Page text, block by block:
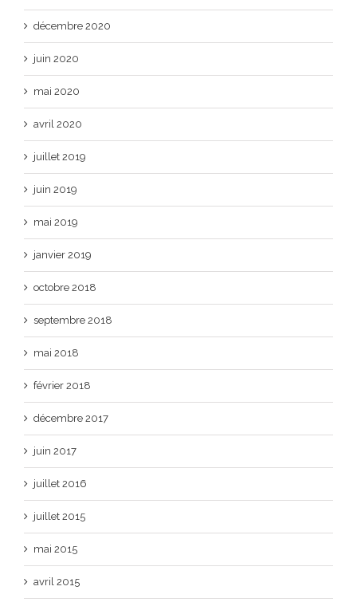
décembre 2020
juin 2020
mai 2020
avril 2020
juillet 2019
juin 2019
mai 2019
janvier 2019
octobre 2018
septembre 2018
mai 2018
février 2018
décembre 2017
juin 2017
juillet 2016
juillet 2015
mai 2015
avril 2015